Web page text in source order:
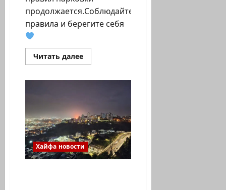
продолжается.Соблюдайте
правила и берегите себя
Читать далееПрочитать
больше
разметки
в
Хайфе
сейчас
бесплатная.
Хайфа новости